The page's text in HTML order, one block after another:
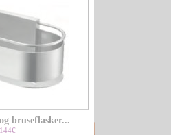
bruseflasker...